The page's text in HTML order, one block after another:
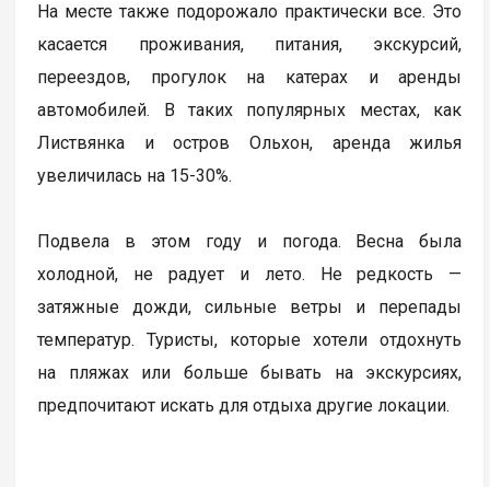
На месте также подорожало практически все. Это
касается проживания, питания, экскурсий,
переездов, прогулок на катерах и аренды
автомобилей. В таких популярных местах, как
Листвянка и остров Ольхон, аренда жилья
увеличилась на 15-30%.
Подвела в этом году и погода. Весна была
холодной, не радует и лето. Не редкость —
затяжные дожди, сильные ветры и перепады
температур. Туристы, которые хотели отдохнуть
на пляжах или больше бывать на экскурсиях,
предпочитают искать для отдыха другие локации.